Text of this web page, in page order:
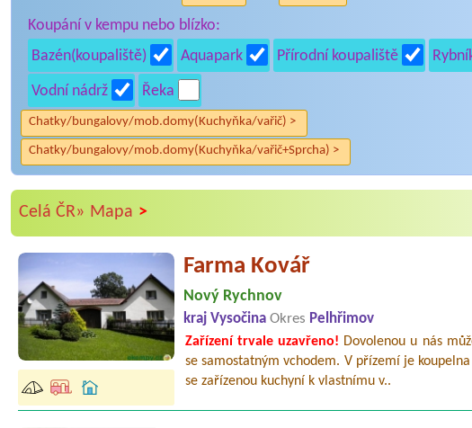
Koupání v kempu nebo blízko:
Bazén(koupaliště)
Aquapark Přírodní koupaliště
Vodní nádrž Řeka
Chatky/bungalovy/mob.domy(Kuchyňka/vařič) >
Chatky/bungalovy/mob.domy(Kuchyňka/vařič+Sprcha) >
Celá ČR» Mapa >
Farma Kovář
Nový Rychnov
kraj VysočinaOkres Pelhřimov
Zařízení trvale uzavřeno! Dovolenou u nás
se samostatným vchodem. V přízemí je
se zařízenou kuchyní k vlastnímu v..